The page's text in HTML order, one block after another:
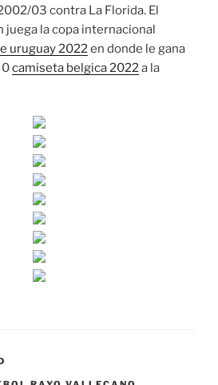
03 contra La Florida. El
la copa internacional
uruguay 2022en donde le gana
0camiseta belgica 2022a la